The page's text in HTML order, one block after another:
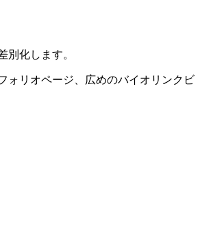
化します。
ォリオページ、広めのバイオリンクビ